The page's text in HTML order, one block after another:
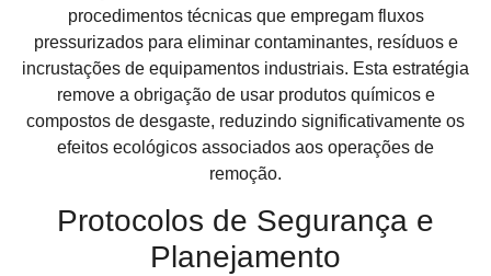
procedimentos técnicas que empregam fluxos
pressurizados para eliminar contaminantes, resíduos e
incrustações de equipamentos industriais. Esta estratégia
remove a obrigação de usar produtos químicos e
compostos de desgaste, reduzindo significativamente os
efeitos ecológicos associados aos operações de
remoção.
Protocolos de Segurança e
Planejamento